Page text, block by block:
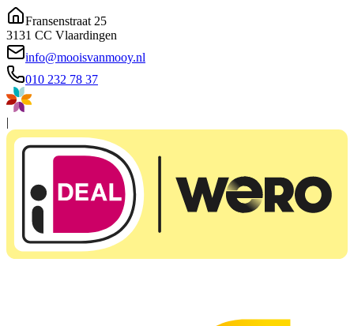
Fransenstraat 25
3131 CC Vlaardingen
info@mooisvanmooy.nl
010 232 78 37
|